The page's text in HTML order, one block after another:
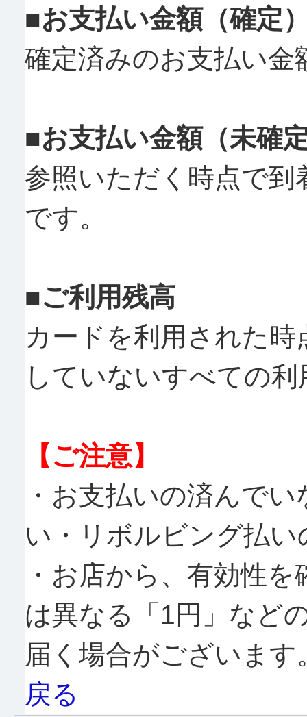
■お支払い金額（確定
確定済みのお支払い金
■お支払い金額（未確
参照いただく時点で
です。
■ご利用残高
カードを利用された
していないすべての
【ご注意】
・お支払いの済んで
い・リボルビング払
・お店から、有効性
は異なる「1円」など
届く場合がございます
戻る